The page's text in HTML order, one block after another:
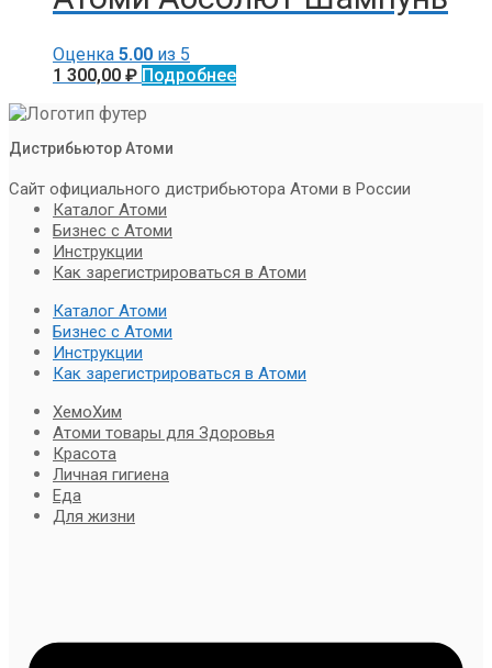
Оценка 5.00 из 5
1 300,00 ₽ Подробнее
Дистрибьютор Атоми
Сайт официального дистрибьютора Атоми в России
Каталог Атоми
Бизнес с Атоми
Инструкции
Как зарегистрироваться в Атоми
Каталог Атоми
Бизнес с Атоми
Инструкции
Как зарегистрироваться в Атоми
ХемоХим
Атоми товары для Здоровья
Красота
Личная гигиена
Еда
Для жизни